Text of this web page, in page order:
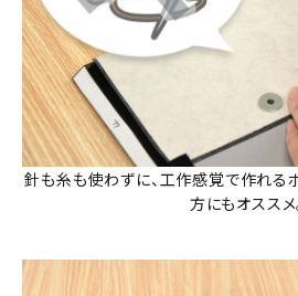
針も糸も使わずに、工作感覚で作れる
方にもオススメ